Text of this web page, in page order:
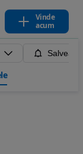
Vinde
acum